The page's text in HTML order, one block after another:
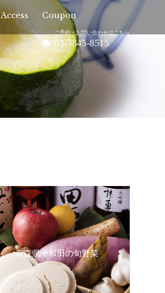
Access Coupon
ご予約・お問い合わせはこちら
03-3845-8515
青森県十和田の旬野菜